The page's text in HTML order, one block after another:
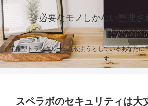
必要なモノしかない整理さ
宅配型トランクルームを使おうとしているあなたに
す。
スペラボのセキュリティは大